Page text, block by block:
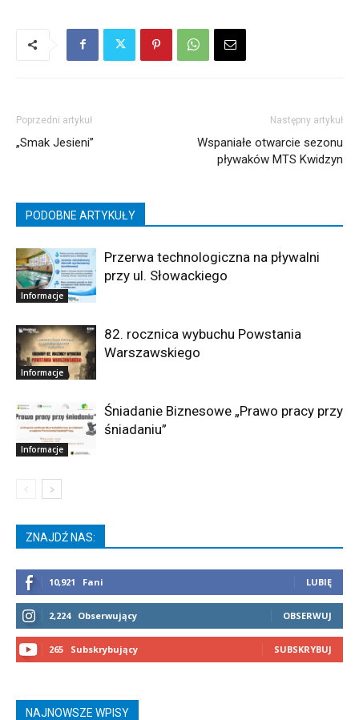
Poprzedni artykuł
„Smak Jesieni”
Następny artykuł
Wspaniałe otwarcie sezonu
pływaków MTS Kwidzyn
PODOBNE ARTYKUŁY
Informacje
Przerwa technologiczna na pływalni
przy ul. Słowackiego
Informacje
82. rocznica wybuchu Powstania
Warszawskiego
Informacje
Śniadanie Biznesowe „Prawo pracy przy
śniadaniu”
ZNAJDŹ NAS:
10,921 Fani LUBIĘ
2,224 Obserwujący OBSERWUJ
265 Subskrybujący SUBSKRYBUJ
NAJNOWSZE WPISY